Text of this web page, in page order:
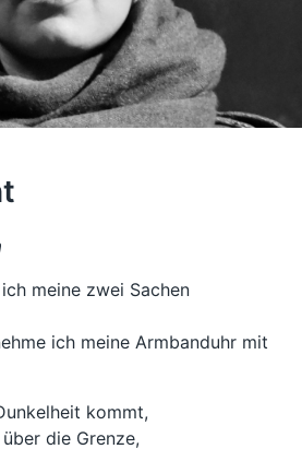
meine zwei Sachen
ich meine Armbanduhr mit
kommt,
die Grenze,